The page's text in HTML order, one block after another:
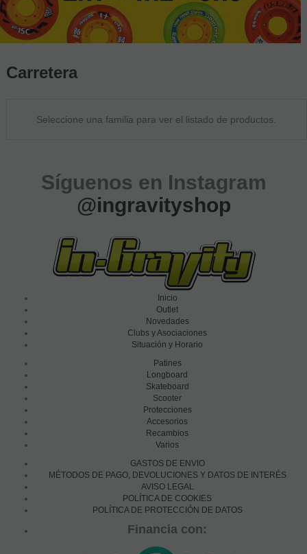
Carretera
Seleccione una familia para ver el listado de productos.
Síguenos en Instagram
@ingravityshop
Inicio
Outlet
Novedades
Clubs y Asociaciones
Situación y Horario
Patines
Longboard
Skateboard
Scooter
Protecciones
Accesorios
Recambios
Varios
GASTOS DE ENVIO
MÉTODOS DE PAGO, DEVOLUCIONES Y DATOS DE INTERÉS
AVISO LEGAL
POLÍTICA DE COOKIES
POLÍTICA DE PROTECCIÓN DE DATOS
Financia con: